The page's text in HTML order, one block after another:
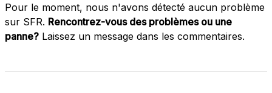
Pour le moment, nous n'avons détecté aucun problème
sur SFR. Rencontrez-vous des problèmes ou une
panne? Laissez un message dans les commentaires.